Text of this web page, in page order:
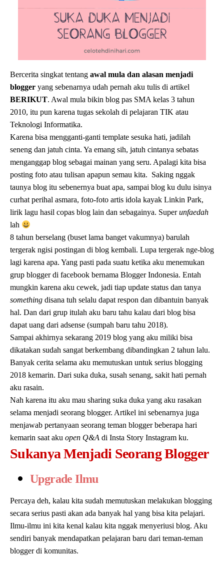
Bercerita singkat tentang awal mula dan alasan menjadi
blogger yang sebenarnya udah pernah aku tulis di artikel
BERIKUT. Awal mula bikin blog pas SMA kelas 3 tahun
2010, itu pun karena tugas sekolah di pelajaran TIK atau
Teknologi Informatika.
Karena bisa mengganti-ganti template sesuka hati, jadilah
seneng dan jatuh cinta. Ya emang sih, jatuh cintanya sebatas
menganggap blog sebagai mainan yang seru. Apalagi kita bisa
posting foto atau tulisan apapun semau kita. Saking nggak
taunya blog itu sebenernya buat apa, sampai blog ku dulu isinya
curhat perihal asmara, foto-foto artis idola kayak Linkin Park,
lirik lagu hasil copas blog lain dan sebagainya. Superunfaedah
lah
8 tahun berselang (buset lama banget vakumnya) barulah
tergerak ngisi postingan di blog kembali. Lupa tergerak nge-blog
lagi karena apa. Yang pasti pada suatu ketika aku menemukan
grup blogger di facebook bernama Blogger Indonesia. Entah
mungkin karena aku cewek, jadi tiap update status dan tanya
something disana tuh selalu dapat respon dan dibantuin banyak
hal. Dan dari grup itulah aku baru tahu kalau dari blog bisa
dapat uang dari adsense (sumpah baru tahu 2018).
Sampai akhirnya sekarang 2019 blog yang aku miliki bisa
dikatakan sudah sangat berkembang dibandingkan 2 tahun lalu.
Banyak cerita selama aku memutuskan untuk serius blogging
2018 kemarin. Dari suka duka, susah senang, sakit hati pernah
aku rasain.
Nah karena itu aku mau sharing suka duka yang aku rasakan
selama menjadi seorang blogger. Artikel ini sebenarnya juga
menjawab pertanyaan seorang teman blogger beberapa hari
kemarin saat aku open Q&A di Insta Story Instagram ku.
Sukanya Menjadi Seorang Blogger
Upgrade Ilmu
Percaya deh, kalau kita sudah memutuskan melakukan blogging
secara serius pasti akan ada banyak hal yang bisa kita pelajari.
Ilmu-ilmu ini kita kenal kalau kita nggak menyeriusi blog. Aku
sendiri banyak mendapatkan pelajaran baru dari teman-teman
blogger di komunitas.